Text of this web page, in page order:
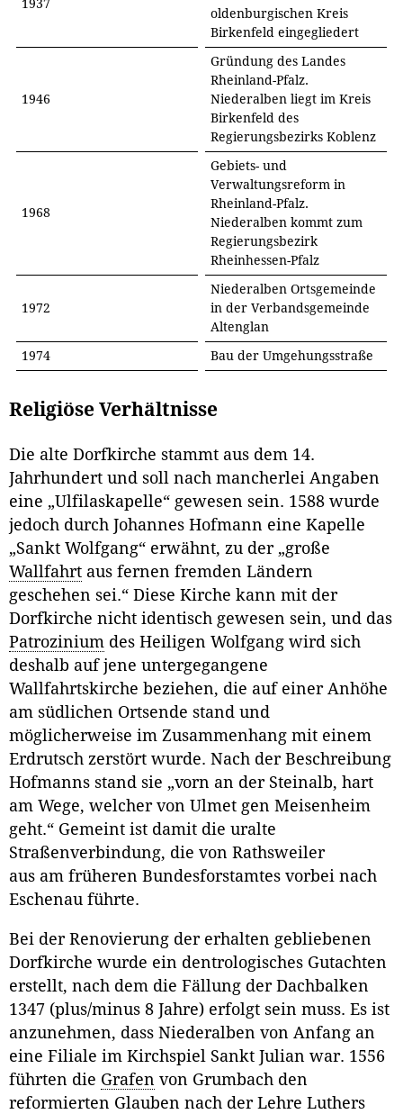
1937
oldenburgischen Kreis
Birkenfeld eingegliedert
1946
Gründung des Landes
Rheinland-Pfalz.
Niederalben liegt im Kreis
Birkenfeld des
Regierungsbezirks Koblenz
1968
Gebiets- und
Verwaltungsreform in
Rheinland-Pfalz.
Niederalben kommt zum
Regierungsbezirk
Rheinhessen-Pfalz
1972
Niederalben Ortsgemeinde
in der Verbandsgemeinde
Altenglan
1974
Bau der Umgehungsstraße
Religiöse Verhältnisse
Die alte Dorfkirche stammt aus dem 14.
Jahrhundert und soll nach mancherlei Angaben
eine „Ulfilaskapelle“ gewesen sein. 1588 wurde
jedoch durch Johannes Hofmann eine Kapelle
„Sankt Wolfgang“ erwähnt, zu der „große
Wallfahrt aus fernen fremden Ländern
geschehen sei.“ Diese Kirche kann mit der
Dorfkirche nicht identisch gewesen sein, und das
Patrozinium des Heiligen Wolfgang wird sich
deshalb auf jene untergegangene
Wallfahrtskirche beziehen, die auf einer Anhöhe
am südlichen Ortsende stand und
möglicherweise im Zusammenhang mit einem
Erdrutsch zerstört wurde. Nach der Beschreibung
Hofmanns stand sie „vorn an der Steinalb, hart
am Wege, welcher von Ulmet gen Meisenheim
geht.“ Gemeint ist damit die uralte
Straßenverbindung, die von Rathsweiler
aus am früheren Bundesforstamtes vorbei nach
Eschenau führte.
Bei der Renovierung der erhalten gebliebenen
Dorfkirche wurde ein dentrologisches Gutachten
erstellt, nach dem die Fällung der Dachbalken
1347 (plus/minus 8 Jahre) erfolgt sein muss. Es ist
anzunehmen, dass Niederalben von Anfang an
eine Filiale im Kirchspiel Sankt Julian war. 1556
führten die Grafen von Grumbach den
reformierten Glauben nach der Lehre Luthers